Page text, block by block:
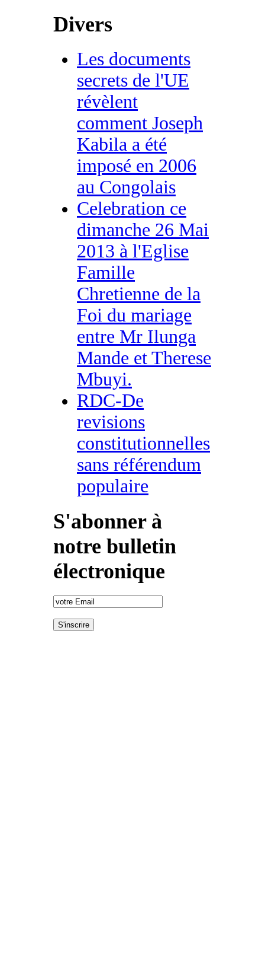
Divers
Les documents
secrets de l'UE
révèlent
comment Joseph
Kabila a été
imposé en 2006
au Congolais
Celebration ce
dimanche 26 Mai
2013 à l'Eglise
Famille
Chretienne de la
Foi du mariage
entre Mr Ilunga
Mande et Therese
Mbuyi.
RDC-De
revisions
constitutionnelles
sans référendum
populaire
S'abonner à
notre bulletin
électronique